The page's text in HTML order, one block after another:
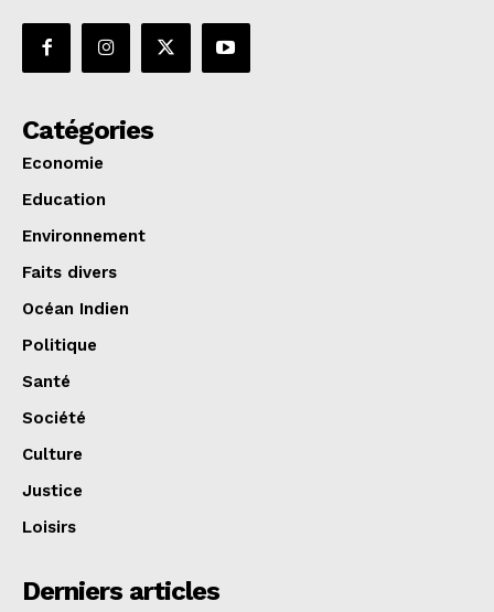
Catégories
Economie
Education
Environnement
Faits divers
Océan Indien
Politique
Santé
Société
Culture
Justice
Loisirs
Derniers articles